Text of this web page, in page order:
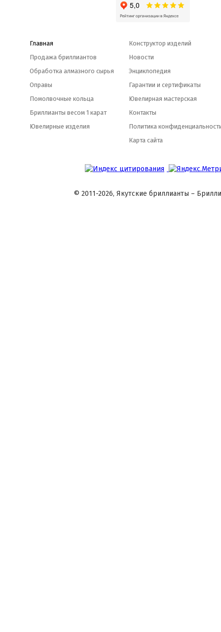
Главная
Продажа бриллиантов
Обработка алмазного сырья
Оправы
Помолвочные кольца
Бриллианты весом 1 карат
Ювелирные изделия
Конструктор изделий
Новости
Энциклопедия
Гарантии и сертификаты
Ювелирная мастерская
Контакты
Политика
Карта сайта
© 2011-2026, Якутские бриллианты –